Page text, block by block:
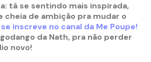
tá se sentindo mais inspirada,
cheia de ambição pra mudar o
se inscreve no canal da Me Poupe!
da Nath, pra não perder
novo!